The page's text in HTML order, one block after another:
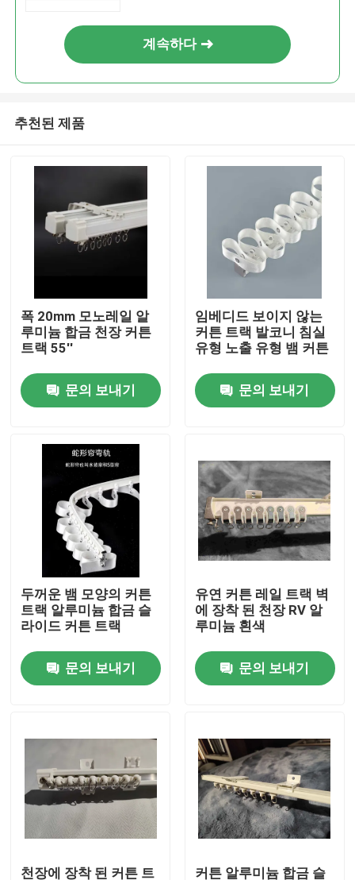
우리에 대하여
공장 여행
품질 관리
인용문을 요구하세요
사용 된 패션 의류
초등 아동복
계속하다
추천된 제품
폭 20mm 모노레일 알
루미늄 합금 천장 커튼
트랙 55''
문의 보내기
임베디드 보이지 않는
커튼 트랙 발코니 침실
유형 노출 유형 뱀 커튼
문의 보내기
두꺼운 뱀 모양의 커튼
트랙 알루미늄 합금 슬
라이드 커튼 트랙
문의 보내기
유연 커튼 레일 트랙 벽
에 장착 된 천장 RV 알
루미늄 흰색
문의 보내기
천장에 장착 된 커튼 트 커튼 알루미늄 합금 슬